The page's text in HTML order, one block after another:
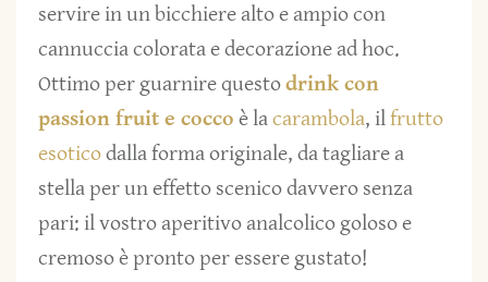
servire in un bicchiere alto e ampio con
cannuccia colorata e decorazione ad hoc.
Ottimo per guarnire questodrink con
passion fruit e cocco è lacarambola, ilfrutto
esoticodalla forma originale, da tagliare a
stella per un effetto scenico davvero senza
pari: il vostro aperitivo analcolico goloso e
cremoso è pronto per essere gustato!